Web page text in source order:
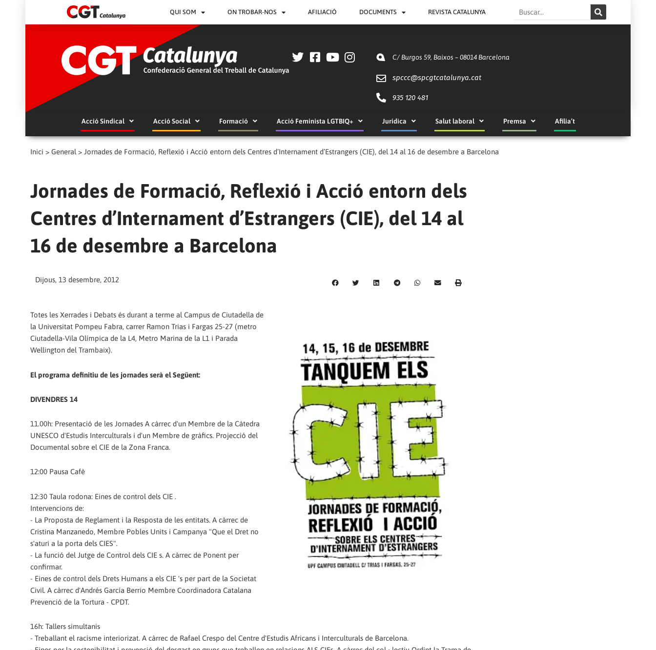
QUI SOM ON TROBAR-NOS AFILIACIÓ DOCUMENTS REVISTA CATALUNYA Search
C/ Burgos 59, Baixos – 08014 Barcelona
spccc@spcgtcatalunya.cat
935 120 481
Acció Sindical Acció Social Formació Acció Feminista LGTBIQ+ Jurídica Salut laboral Premsa Afilia’t
Inici > General > Jornades de Formació, Reflexió i Acció entorn dels Centres d’Internament d’Estrangers (CIE), del 14 al 16 de desembre a Barcelona
Jornades de Formació, Reflexió i Acció entorn dels
Centres d’Internament d’Estrangers (CIE), del 14 al
16 de desembre a Barcelona
Dijous, 13 desembre, 2012
Totes les Xerrades i Debats és durant a terme al Campus de Ciutadella de
la Universitat Pompeu Fabra, carrer Ramon Trias i Fargas 25-27 (metro
Ciutadella-Vila Olímpica de la L4, Metro Marina de la L1 i Parada
Wellington del Trambaix).
El programa definitiu de les jornades serà el Següent:
DIVENDRES 14
11.00h: Presentació de les Jornades A càrrec d'un Membre de la Càtedra
UNESCO d'Estudis Interculturals i d'un Membre de gràfics. Projecció del
Documental sobre el CIE de la Zona Franca.
12:00 Pausa Cafè
12:30 Taula rodona: Eines de control dels CIE .
Intervencions de:
- La Proposta de Reglament i la Resposta de les entitats. A càrrec de
Cristina Manzanedo, Membre Pobles Units i Campanya "Que el Dret no
s'aturi a la porta dels CIES".
- La funció del Jutge de Control dels CIE s. A càrrec de Ponent per
confirmar.
- Eines de control dels Drets Humans a els CIE 's per part de la Societat
Civil. A càrrec d'Andrés García Berrio Membre Coordinadora Catalana
Prevenció de la Tortura - CPDT.
16h: Tallers simultanis
- Treballant el racisme interiorizat. A càrrec de Rafael Crespo del Centre d'Estudis Africans i Interculturals de Barcelona.